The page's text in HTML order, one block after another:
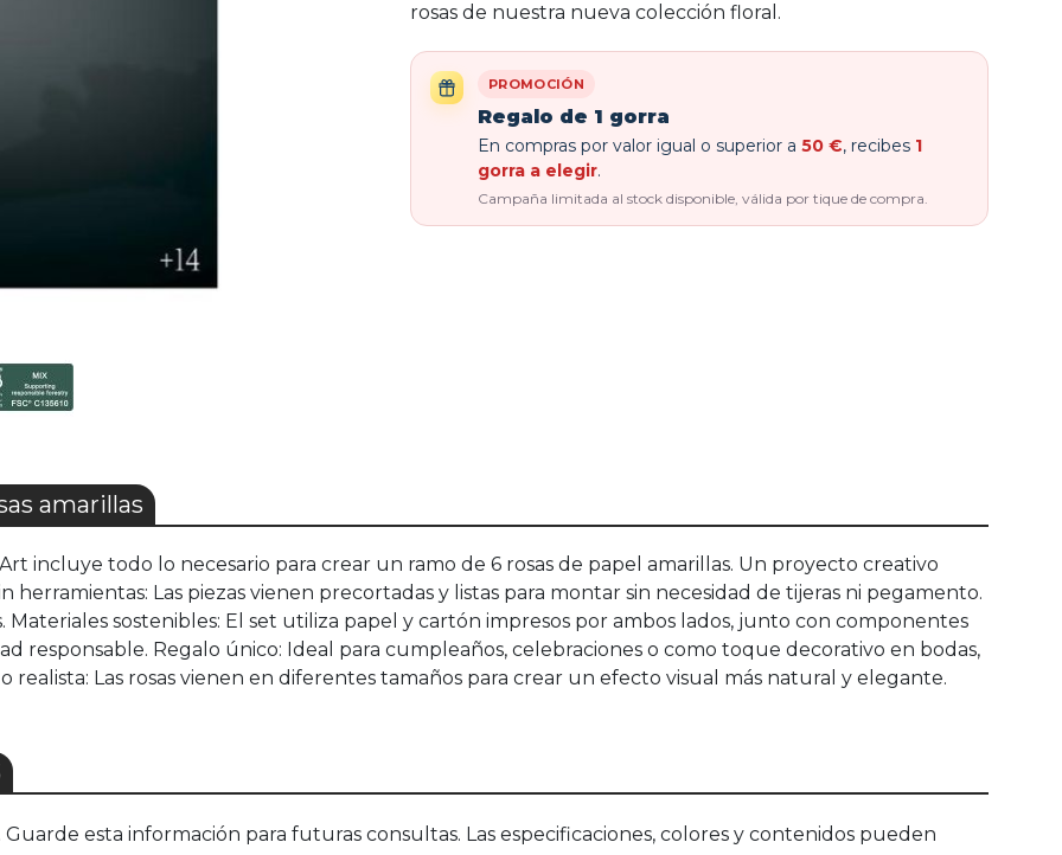
rosas de nuestra nueva colección floral.
PROMOCIÓN
Regalo de 1 gorra
En compras por valor igual o superior a 50 €, recibes 1
gorra a elegir.
Campaña limitada al stock disponible, válida por tique de compra.
amarillas
incluye todo lo necesario para crear un ramo de 6 rosas de papel amarillas. Un proyecto creativo
Las piezas vienen precortadas y listas para montar sin necesidad de tijeras ni pegamento.
Materiales sostenibles: El set utiliza papel y cartón impresos por ambos lados, junto con componentes
responsable. Regalo único: Ideal para cumpleaños, celebraciones o como toque decorativo en bodas,
realista: Las rosas vienen en diferentes tamaños para crear un efecto visual más natural y elegante.
esta información para futuras consultas. Las especificaciones, colores y contenidos pueden